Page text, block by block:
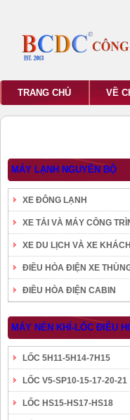
TRANG CHỦ VỀ
MÁY LẠNH NGUYÊN BỘ
XE ĐÔNG LẠNH
XE TẢI VÀ MÁY CÔNG
XE DU LỊCH VÀ XE KHÁCH
ĐIỀU HÒA ĐIỆN XE
ĐIỀU HÒA ĐIỆN CABIN
MÁY NÉN KHÍ-LỐC ĐIỀU
LỐC 5H11-5H14-7H15
LỐC V5-SP10-15-17-20-21
LỐC HS15-HS17-HS18